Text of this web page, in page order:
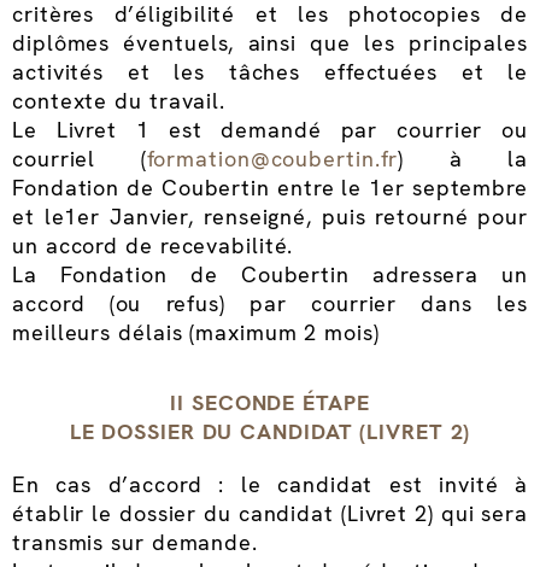
critères d’éligibilité et les photocopies de
diplômes éventuels, ainsi que les principales
activités et les tâches effectuées et le
contexte du travail.
Le Livret 1 est demandé par courrier ou
courriel (formation@coubertin.fr) à la
Fondation de Coubertin entre le 1er septembre
et le1er Janvier, renseigné, puis retourné pour
un accord de recevabilité.
La Fondation de Coubertin adressera un
accord (ou refus) par courrier dans les
meilleurs délais (maximum 2 mois)
II SECONDE ÉTAPE
LE DOSSIER DU CANDIDAT (LIVRET 2)
En cas d’accord : le candidat est invité à
établir le dossier du candidat (Livret 2) qui sera
transmis sur demande.